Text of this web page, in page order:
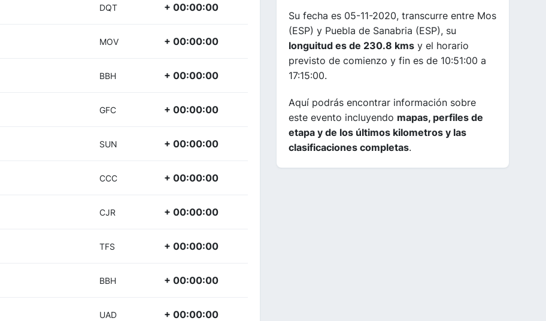
DQT + 00:00:00
MOV + 00:00:00
BBH + 00:00:00
GFC + 00:00:00
SUN + 00:00:00
CCC + 00:00:00
CJR + 00:00:00
TFS + 00:00:00
BBH + 00:00:00
UAD + 00:00:00
Su fecha es 05-11-2020, transcurre entre Mos
(ESP) y Puebla de Sanabria (ESP), su
longuitud es de 230.8 kms y el horario
previsto de comienzo y fin es de 10:51:00 a
17:15:00.
Aquí podrás encontrar información sobre
este evento incluyendo mapas, perfiles de
etapa y de los últimos kilometros y las
clasificaciones completas.